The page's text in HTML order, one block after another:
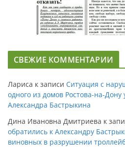
СВЕЖИЕ КОММЕНТАРИИ
Лариса к записи Ситуация с
одного из домов Ростова-на-
Александра Бастрыкина
Дина Ивановна Дмитриева к
обратились к Александру
виновных в разрушении